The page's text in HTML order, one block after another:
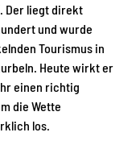
. Der liegt direkt
und wurde
Tourismus in
Heute wirkt er
einen richtig
die Wette
los.